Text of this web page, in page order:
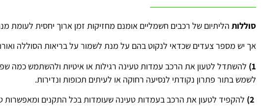
סוללות הליתיום של רכבים חשמליים אומנם מחזיקות זמן ארוך יחסית לעומת
אך יש מספר צעדים שכדאי לנקוט בהם על מנת לשמור על בריאות הסוללה
1) להשתדל לטעון את הרכב עמדות טעינה רגילות או איטיות ולהשתמש כמה
לשמש בתור פתרון נקודתי לנסיעה רחוקה או לעיתים תכופות ונדירות.
2) להקפיד לטעון את הרכב בעמדות טעינה שעומדות בכל התקנים ומאפשרות